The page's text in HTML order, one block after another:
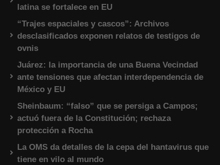
latina se fortalece en EU
“Trajes espaciales y cascos”: Archivos
desclasificados exponen relatos de testigos de
ovnis
Juárez: la importancia de una Buena Vecindad
ante tensiones que afectan interdependencia de
México y EU
Sheinbaum: “falso” que se persiga a Campos;
actuó fuera de la Constitución; rechaza
protección a Rocha
La OMS da detalles de la cepa del hantavirus que
tiene en vilo al mundo